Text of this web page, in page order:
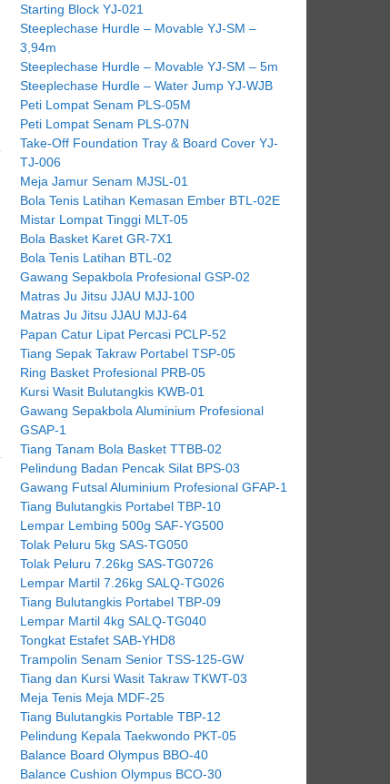
Starting Block YJ-021
Steeplechase Hurdle – Movable YJ-SM –
3,94m
Steeplechase Hurdle – Movable YJ-SM – 5m
Steeplechase Hurdle – Water Jump YJ-WJB
Peti Lompat Senam PLS-05M
Peti Lompat Senam PLS-07N
Take-Off Foundation Tray & Board Cover YJ-
TJ-006
Meja Jamur Senam MJSL-01
Bola Tenis Latihan Kemasan Ember BTL-02E
Mistar Lompat Tinggi MLT-05
Bola Basket Karet GR-7X1
Bola Tenis Latihan BTL-02
Gawang Sepakbola Profesional GSP-02
Matras Ju Jitsu JJAU MJJ-100
Matras Ju Jitsu JJAU MJJ-64
Papan Catur Lipat Percasi PCLP-52
Tiang Sepak Takraw Portabel TSP-05
Ring Basket Profesional PRB-05
Kursi Wasit Bulutangkis KWB-01
Gawang Sepakbola Aluminium Profesional
GSAP-1
Tiang Tanam Bola Basket TTBB-02
Pelindung Badan Pencak Silat BPS-03
Gawang Futsal Aluminium Profesional GFAP-1
Tiang Bulutangkis Portabel TBP-10
Lempar Lembing 500g SAF-YG500
Tolak Peluru 5kg SAS-TG050
Tolak Peluru 7.26kg SAS-TG0726
Lempar Martil 7.26kg SALQ-TG026
Tiang Bulutangkis Portabel TBP-09
Lempar Martil 4kg SALQ-TG040
Tongkat Estafet SAB-YHD8
Trampolin Senam Senior TSS-125-GW
Tiang dan Kursi Wasit Takraw TKWT-03
Meja Tenis Meja MDF-25
Tiang Bulutangkis Portable TBP-12
Pelindung Kepala Taekwondo PKT-05
Balance Board Olympus BBO-40
Balance Cushion Olympus BCO-30